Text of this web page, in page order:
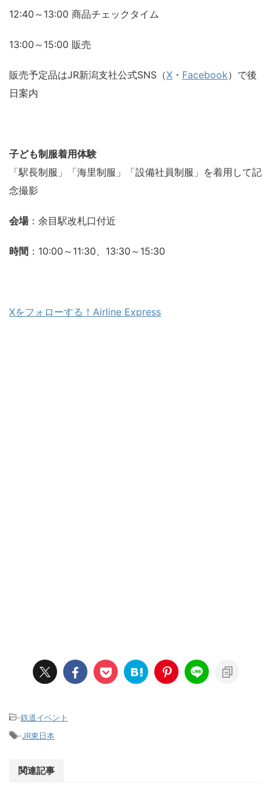
12:40～13:00 商品チェックタイム
13:00～15:00 販売
販売予定品はJR新潟支社公式SNS（X ・ Facebook）で後
日案内
子ども制服着用体験
「駅長制服」「海里制服」「設備社員制服」を着用して記
念撮影
会場：余目駅改札口付近
時間 ：10:00～11:30、13:30～15:30
Xをフォローする！Airline Express
-鉄道イベント
-JR東日本
関連記事